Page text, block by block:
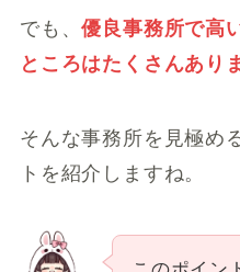
でも、優良事務所で高
ところはたくさんあり
そんな事務所を見極め
トを紹介しますね。